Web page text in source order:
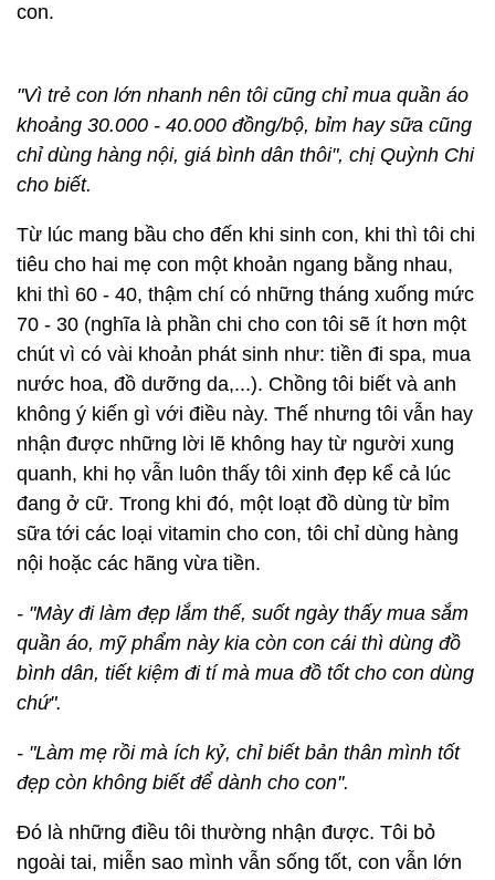
con.
"Vì trẻ con lớn nhanh nên tôi cũng chỉ mua quần áo
khoảng 30.000 - 40.000 đồng/bộ, bỉm hay sữa cũng
chỉ dùng hàng nội, giá bình dân thôi", chị Quỳnh Chi
cho biết.
Từ lúc mang bầu cho đến khi sinh con, khi thì tôi chi
tiêu cho hai mẹ con một khoản ngang bằng nhau,
khi thì 60 - 40, thậm chí có những tháng xuống mức
70 - 30 (nghĩa là phần chi cho con tôi sẽ ít hơn một
chút vì có vài khoản phát sinh như: tiền đi spa, mua
nước hoa, đồ dưỡng da,...). Chồng tôi biết và anh
không ý kiến gì với điều này. Thế nhưng tôi vẫn hay
nhận được những lời lẽ không hay từ người xung
quanh, khi họ vẫn luôn thấy tôi xinh đẹp kể cả lúc
đang ở cữ. Trong khi đó, một loạt đồ dùng từ bỉm
sữa tới các loại vitamin cho con, tôi chỉ dùng hàng
nội hoặc các hãng vừa tiền.
- "Mày đi làm đẹp lắm thế, suốt ngày thấy mua sắm
quần áo, mỹ phẩm này kia còn con cái thì dùng đồ
bình dân, tiết kiệm đi tí mà mua đồ tốt cho con dùng
chứ".
- "Làm mẹ rồi mà ích kỷ, chỉ biết bản thân mình tốt
đẹp còn không biết để dành cho con''.
Đó là những điều tôi thường nhận được. Tôi bỏ
ngoài tai, miễn sao mình vẫn sống tốt, con vẫn lớn